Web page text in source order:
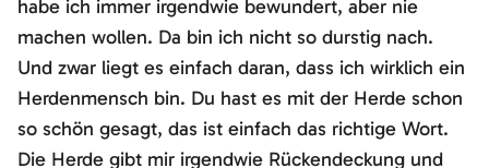
habe ich immer irgendwie bewundert, aber nie
machen wollen. Da bin ich nicht so durstig nach.
Und zwar liegt es einfach daran, dass ich wirklich ein
Herdenmensch bin. Du hast es mit der Herde schon
so schön gesagt, das ist einfach das richtige Wort.
Die Herde gibt mir irgendwie Rückendeckung und